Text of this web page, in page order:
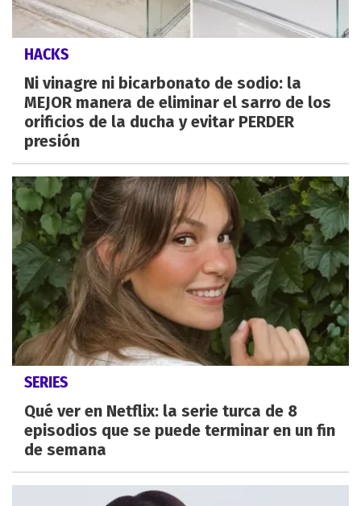
HACKS
Ni vinagre ni bicarbonato de sodio: la
MEJOR manera de eliminar el sarro de los
orificios de la ducha y evitar PERDER
presión
SERIES
Qué ver en Netflix: la serie turca de 8
episodios que se puede terminar en un fin
de semana